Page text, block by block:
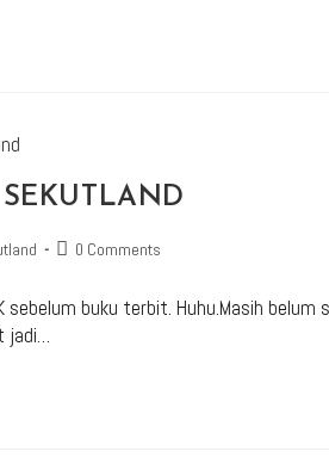
0 Comments
buku terbit. Huhu.Masih belum
jadi…